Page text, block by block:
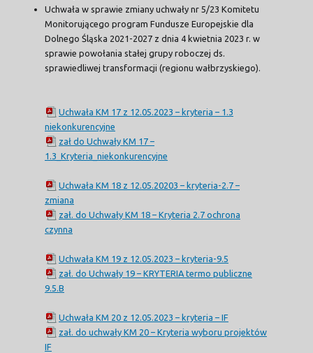
Uchwała w sprawie zmiany uchwały nr 5/23 Komitetu
Monitorującego program Fundusze Europejskie dla
Dolnego Śląska 2021-2027 z dnia 4 kwietnia 2023 r. w
sprawie powołania stałej grupy roboczej ds.
sprawiedliwej transformacji (regionu wałbrzyskiego).
Uchwała KM 17 z 12.05.2023 – kryteria – 1.3
niekonkurencyjne
zał do Uchwały KM 17 –
1.3_Kryteria_niekonkurencyjne
Uchwała KM 18 z 12.05.20203 – kryteria-2.7 –
zmiana
zał. do Uchwały KM 18 – Kryteria 2.7 ochrona
czynna
Uchwała KM 19 z 12.05.2023 – kryteria-9.5
zał. do Uchwały 19 – KRYTERIA termo publiczne
9.5.B
Uchwała KM 20 z 12.05.2023 – kryteria – IF
zał. do uchwały KM 20 – Kryteria wyboru projektów
IF